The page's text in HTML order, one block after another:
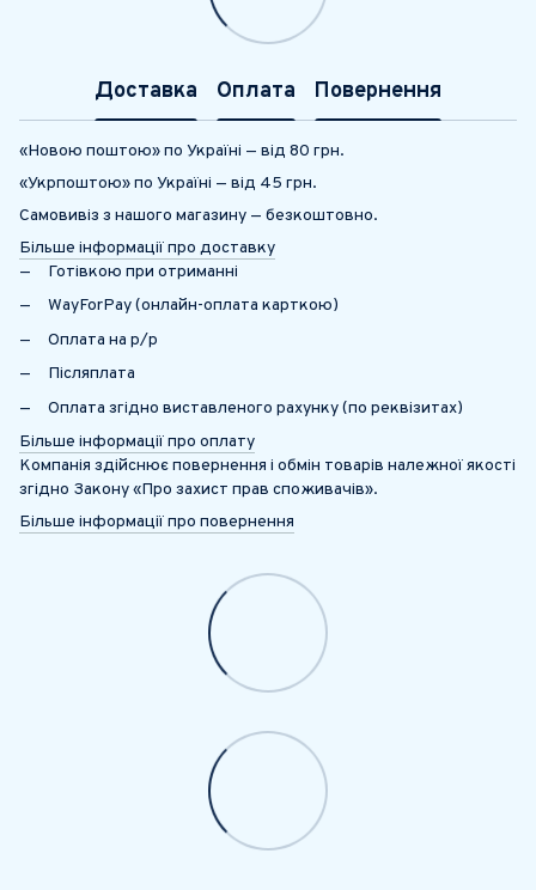
Доставка Оплата Повернення
«Новою поштою» по Україні — від 80 грн.
«Укрпоштою» по Україні — від 45 грн.
Самовивіз з нашого магазину — безкоштовно.
Більше інформації про доставку
Готівкою при отриманні
WayForPay (онлайн-оплата карткою)
Оплата на р/р
Післяплата
Оплата згідно виставленого рахунку (по реквізитах)
Більше інформації про оплату
Компанія здійснює повернення і обмін товарів належної якості
згідно Закону «Про захист прав споживачів».
Більше інформації про повернення